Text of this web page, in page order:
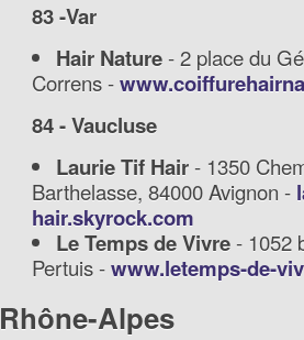
83 -Var
Hair Nature- 2 place du
Correns -
84 - Vaucluse
Laurie Tif Hair- 1350
Barthelasse, 84000 Avignon -
hair.skyrock.com
Le Temps de Vivre- 1052
Pertuis -www.letemps-de-
Rhône-Alpes